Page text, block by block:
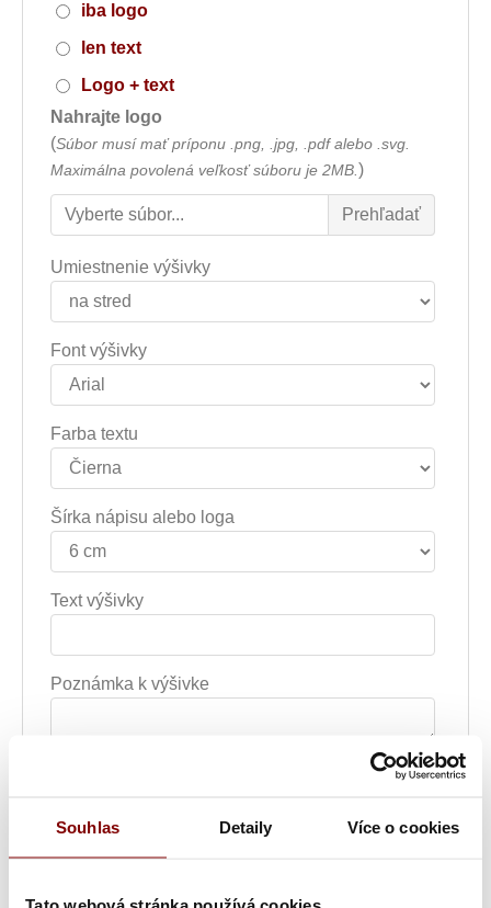
Souhlas Detaily Více o cookies
Tato webová stránka používá cookies
iba logo
len text
Logo + text
Nahrajte logo
(Súbor musí mať príponu .png, .jpg, .pdf alebo .svg.
Maximálna povolená veľkosť súboru je 2MB. )
Umiestnenie výšivky
Font výšivky
Farba textu
Šírka nápisu alebo loga
Text výšivky
Poznámka k výšivke
Vyšitie loga + 5.10€
Vyšití textu + 5.10€